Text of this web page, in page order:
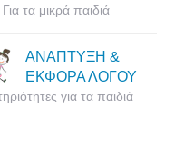
Για τα μικρά παιδιά
ΑΝΑΠΤΥΞΗ &
ΕΚΦΟΡΑ ΛΟΓΟΥ
για τα παιδιά